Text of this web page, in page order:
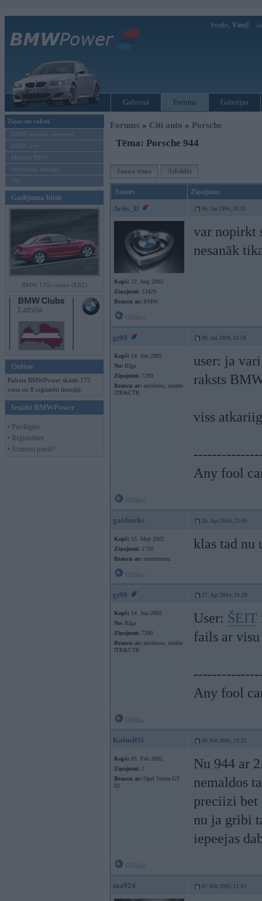
Sveiks, Viesi!
Galvenā Forums Galerijas
Ziņas un raksti
BMW modeļu jaunumi
BMW testi
Mēneša BMW
Sērijveida tūnings
Vel...
Gadījuma bilde
BMW 135i coupe (E82)
Online
Pašreiz BMWPower skatās 175
viesi un 8 reģistrēti lietotāji.
Ienākt BMWPower
• Pieslēgties
• Reģistrēties
• Aizmirsi paroli?
Forums » Citi auto » Porsche
Tēma: Porsche 944
Jauna tēma Atbildēt
Autors Ziņojums
Artis_D 06. Jan 2004, 18:25
Kopš: 22. Aug 2002
Ziņojumi: 13429
Braucu ar: BMW
var nopirkt
nesanāk
gt99 06. Jan 2004, 18:58
Kopš: 14. Jun 2002
No: Rīga
Ziņojumi: 7200
Braucu ar: autobusu, reizēm
ITR&CTR
user: ja
raksts
viss
Any fool
galdnieks 26. Apr 2004, 22:09
Kopš: 15. May 2002
Ziņojumi: 1720
Braucu ar: mentozauru
klas tad nu
gt99 27. Apr 2004, 10:28
Kopš: 14. Jun 2002
No: Rīga
Ziņojumi: 7200
Braucu ar: autobusu, reizēm
ITR&CTR
User: ŠEIT
fails ar
Any fool
KalnsRSi 06. Feb 2005, 13:32
Kopš: 05. Feb 2005
Ziņojumi: 2
Braucu ar: Opel Vectra GT
92
Nu 944 ar
nemaldos
preciizi bet
nu ja gribi
iepeejas
ma924 07. Feb 2005, 11:01